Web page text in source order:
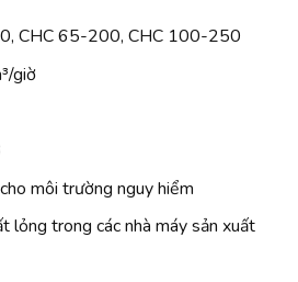
CHC 65-200, CHC 100-250
giờ
môi trường nguy hiểm
lỏng trong các nhà máy sản xuất